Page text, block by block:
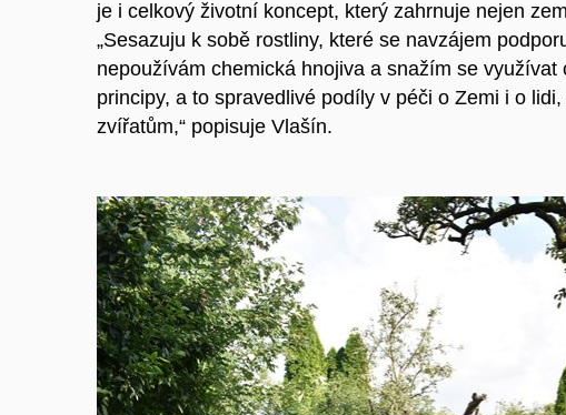
je i celkový životní koncept, který zahrnuje nejen
„Sesazuju k sobě rostliny, které se navzájem
nepoužívám chemická hnojiva a snažím se
principy, a to spravedlivé podíly v péči o Zemi i o
zvířatům,“ popisuje Vlašín.